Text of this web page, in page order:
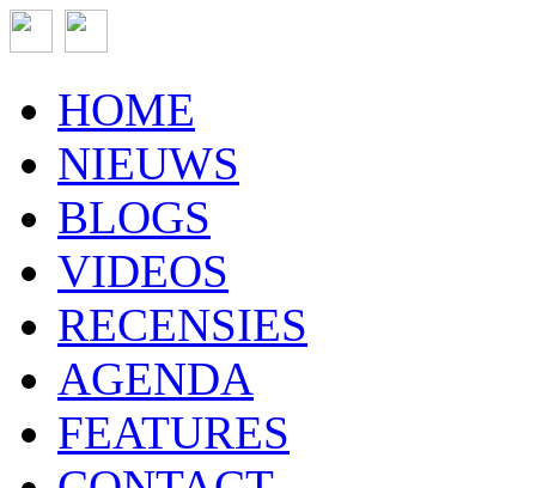
HOME
NIEUWS
BLOGS
VIDEOS
RECENSIES
AGENDA
FEATURES